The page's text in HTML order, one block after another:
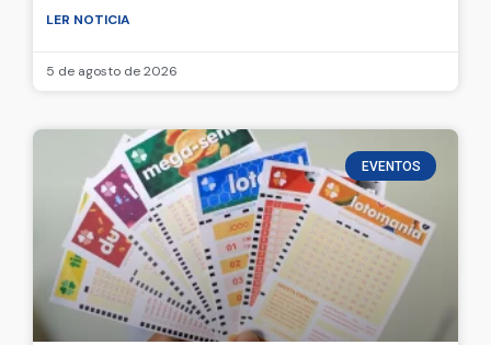
LER NOTICIA
5 de agosto de 2026
EVENTOS